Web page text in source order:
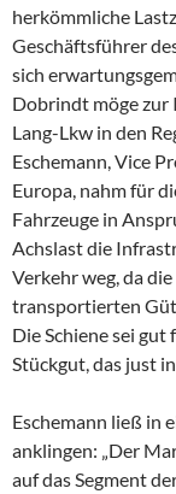
herkömmliche
Geschäftsführer
sich
Dobrindt möge zur
Lang-Lkw in den
Eschemann, Vice
Europa, nahm für
Fahrzeuge in
Achslast die
Verkehr weg, da
transportierten
Die Schiene sei
Stückgut, das just
Eschemann ließ in
anklingen: „Der
auf das Segment